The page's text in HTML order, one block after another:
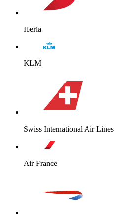
Iberia
KLM
Swiss International Air Lines
Air France